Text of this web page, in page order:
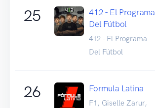
25
412 - El Programa
Del Fútbol
412 - El Programa
Del Fútbol
26 Formula Latina
F1, Giselle Zarur,